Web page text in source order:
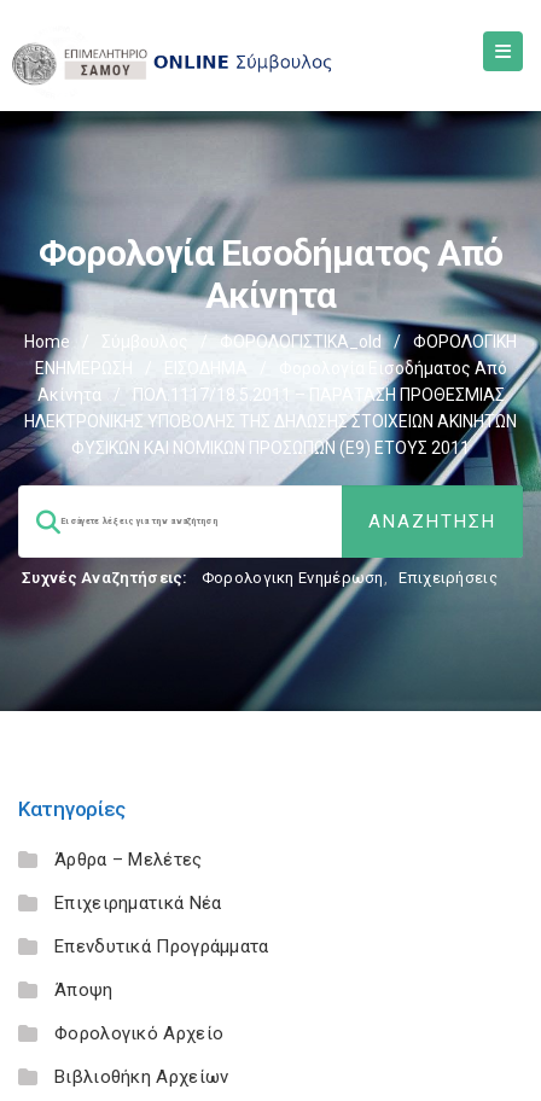
Φορολογία Εισοδήματος Από
Ακίνητα
Home Σύμβουλος / ΦΟΡΟΛΟΓΙΣΤΙΚΑ_old /
ΦΟΡΟΛΟΓΙΚΗ
ΕΝΗΜΕΡΩΣΗ
Φορολογία Εισοδήματος Από
Ακίνητα
/
ΠΟΛ.1117/18.5.2011 – ΠΑΡΑΤΑΣΗ ΠΡΟΘΕΣΜΙΑΣ
ΗΛΕΚΤΡΟΝΙΚΗΣ ΥΠΟΒΟΛΗΣ ΤΗΣ ΔΗΛΩΣΗΣ ΣΤΟΙΧΕΙΩΝ ΑΚΙΝΗΤΩΝ
ΦΥΣΙΚΩΝ ΚΑΙ ΝΟΜΙΚΩΝ ΠΡΟΣΩΠΩΝ (Ε9) ΕΤΟΥΣ 2011
Συχνές Αναζητήσεις: Φορολογικη Ενημέρωση, Επιχειρήσεις
Κατηγορίες
Άρθρα – Μελέτες
Επιχειρηματικά Νέα
Επενδυτικά Προγράμματα
Άποψη
Φορολογικό Αρχείο
Βιβλιοθήκη Αρχείων